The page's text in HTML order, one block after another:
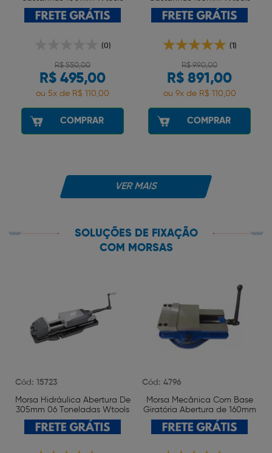
(0)
R$ 550,00
R$ 495,00
ou 5x de R$ 110,00
COMPRAR
(1)
R$ 990,00
R$ 891,00
ou 9x de R$ 110,00
COMPRAR
VER MAIS
SOLUÇÕES DE FIXAÇÃO
COM MORSAS
Cód: 15723
Morsa Hidráulica Abertura De
305mm 06 Toneladas Wtools
Cód: 4796
Morsa Mecânica Com Base
Giratória Abertura de 160mm
Wtools